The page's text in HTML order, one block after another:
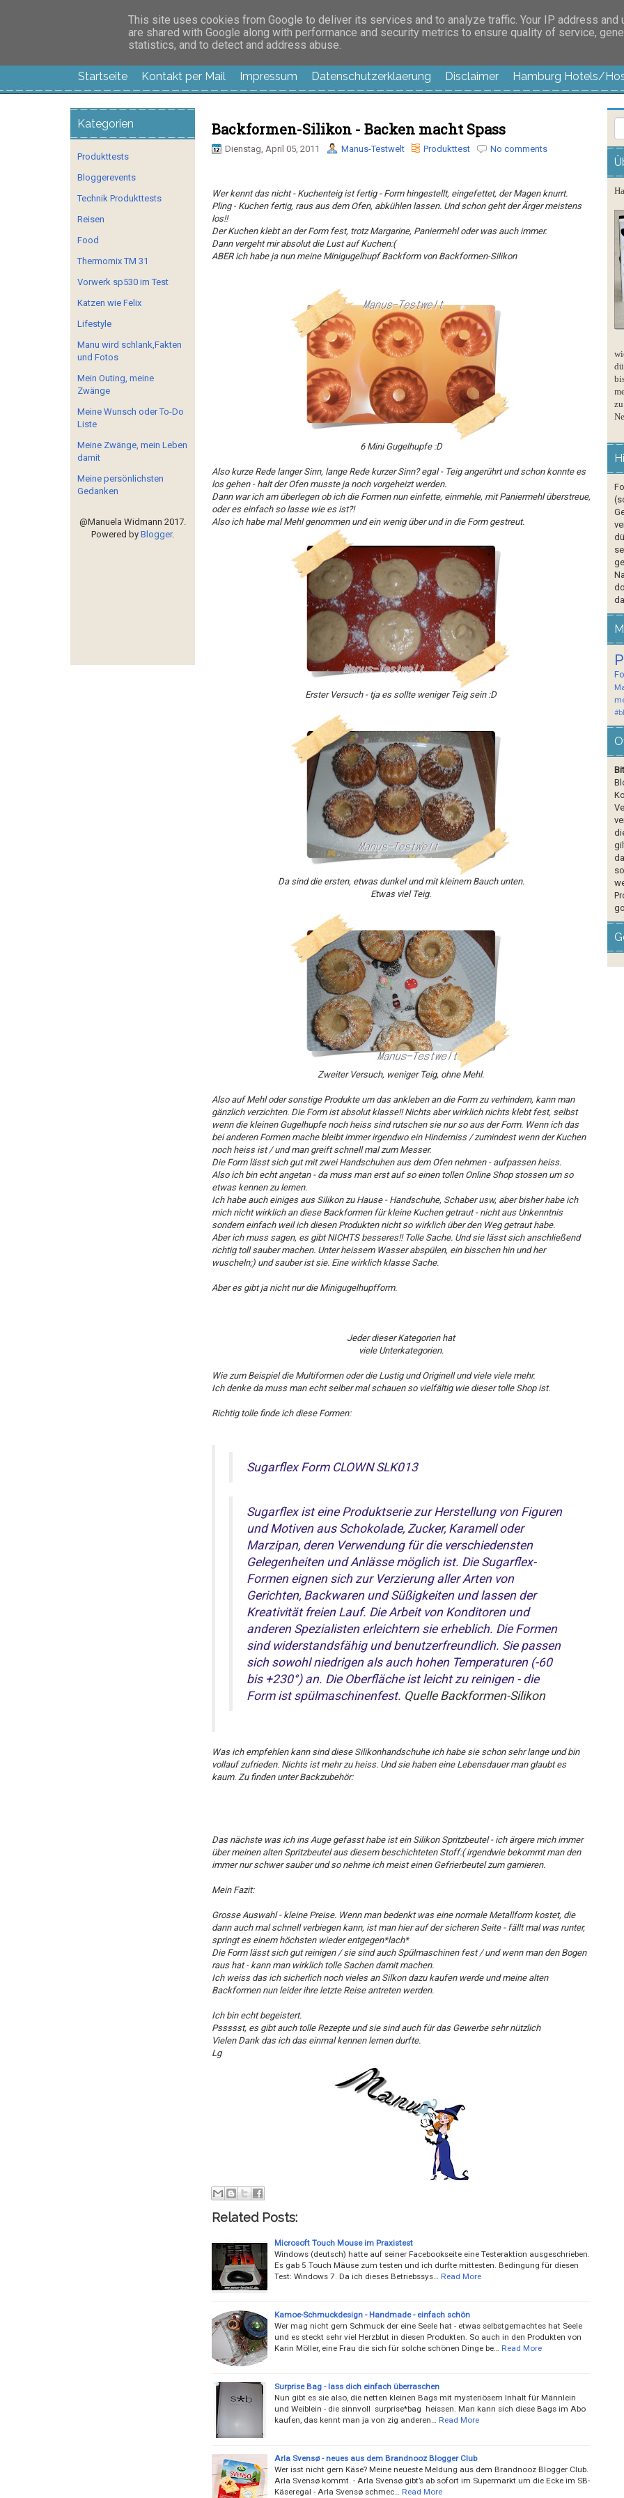
Manus Testwelt, alles außer langweilig
Startseite Kontakt per Mail Impressum Datenschutzerklaerung Disclaimer Hamburg Hotels/
Backformen-Silikon - Backen macht Spass
Dienstag, April 05, 2011 Manus-Testwelt Produkttest No comments
Wer kennt das nicht - Kuchenteig ist fertig - Form hingestellt, eingefettet, der Magen knurrt.
Pling - Kuchen fertig, raus aus dem Ofen, abkühlen lassen. Und schon geht der Ärger meistens
los!!
Der Kuchen klebt an der Form fest, trotz Margarine, Paniermehl oder was auch immer.
Dann vergeht mir absolut die Lust auf Kuchen:(
ABER ich habe ja nun meine Minigugelhupf Backform von Backformen-Silikon
6 Mini Gugelhupfe :D
Also kurze Rede langer Sinn, lange Rede kurzer Sinn? egal - Teig angerührt und schon konnte es
los gehen - halt der Ofen musste ja noch vorgeheizt werden.
Dann war ich am überlegen ob ich die Formen nun einfette, einmehle, mit Paniermehl überstreue,
oder es einfach so lasse wie es ist?!
Also ich habe mal Mehl genommen und ein wenig über und in die Form gestreut.
Erster Versuch - tja es sollte weniger Teig sein :D
Da sind die ersten, etwas dunkel und mit kleinem Bauch unten.
Etwas viel Teig.
Zweiter Versuch, weniger Teig, ohne Mehl.
Also auf Mehl oder sonstige Produkte um das ankleben an die Form zu verhindern, kann man
gänzlich verzichten. Die Form ist absolut klasse!! Nichts aber wirklich nichts klebt fest, selbst
wenn die kleinen Gugelhupfe noch heiss sind rutschen sie nur so aus der Form. Wenn ich das
bei anderen Formen mache bleibt immer irgendwo ein Hinderniss / zumindest wenn der Kuchen
noch heiss ist / und man greift schnell mal zum Messer.
Die Form lässt sich gut mit zwei Handschuhen aus dem Ofen nehmen - aufpassen heiss.
Also ich bin echt angetan - da muss man erst auf so einen tollen Online Shop stossen um so
etwas kennen zu lernen.
Ich habe auch einiges aus Silikon zu Hause - Handschuhe, Schaber usw, aber bisher habe ich
mich nicht wirklich an diese Backformen für kleine Kuchen getraut - nicht aus Unkenntnis
sondern einfach weil ich diesen Produkten nicht so wirklich über den Weg getraut habe.
Aber ich muss sagen, es gibt NICHTS besseres!! Tolle Sache. Und sie lässt sich anschließend
richtig toll sauber machen. Unter heissem Wasser abspülen, ein bisschen hin und her
wuscheln;) und sauber ist sie. Eine wirklich klasse Sache.
Aber es gibt ja nicht nur die Minigugelhupfform.
Jeder dieser Kategorien hat
viele Unterkategorien.
Wie zum Beispiel die Multiformen oder die Lustig und Originell und viele viele mehr.
Ich denke da muss man echt selber mal schauen so vielfältig wie dieser tolle Shop ist.
Richtig tolle finde ich diese Formen:
Sugarflex Form CLOWN SLK013
Sugarflex ist eine Produktserie zur Herstellung von Figuren
und Motiven aus Schokolade, Zucker, Karamell oder
Marzipan, deren Verwendung für die verschiedensten
Gelegenheiten und Anlässe möglich ist. Die Sugarflex-
Formen eignen sich zur Verzierung aller Arten von
Gerichten, Backwaren und Süßigkeiten und lassen der
Kreativität freien Lauf. Die Arbeit von Konditoren und
anderen Spezialisten erleichtern sie erheblich. Die Formen
sind widerstandsfähig und benutzerfreundlich. Sie passen
sich sowohl niedrigen als auch hohen Temperaturen (-60
bis +230°) an. Die Oberfläche ist leicht zu reinigen - die
Form ist spülmaschinenfest. Quelle Backformen-Silikon
Was ich empfehlen kann sind diese Silikonhandschuhe ich habe sie schon sehr lange und bin
vollauf zufrieden. Nichts ist mehr zu heiss. Und sie haben eine Lebensdauer man glaubt es
kaum. Zu finden unter Backzubehör:
Das nächste was ich ins Auge gefasst habe ist ein Silikon Spritzbeutel - ich ärgere mich immer
über meinen alten Spritzbeutel aus diesem beschichteten Stoff:( irgendwie bekommt man den
immer nur schwer sauber und so nehme ich meist einen Gefrierbeutel zum garnieren.
Mein Fazit:
Grosse Auswahl - kleine Preise. Wenn man bedenkt was eine normale Metallform kostet, die
dann auch mal schnell verbiegen kann, ist man hier auf der sicheren Seite - fällt mal was runter,
springt es einem höchsten wieder entgegen*lach*
Die Form lässt sich gut reinigen / sie sind auch Spülmaschinen fest / und wenn man den Bogen
raus hat - kann man wirklich tolle Sachen damit machen.
Ich weiss das ich sicherlich noch vieles an Silkon dazu kaufen werde und meine alten
Backformen nun leider ihre letzte Reise antreten werden.
Ich bin echt begeistert.
Pssssst, es gibt auch tolle Rezepte und sie sind auch für das Gewerbe sehr nützlich
Vielen Dank das ich das einmal kennen lernen durfte.
Lg
Related Posts:
Microsoft Touch Mouse im Praxistest
Windows (deutsch) hatte auf seiner Facebookseite eine Testeraktion ausgeschrieben.
Es gab 5 Touch Mäuse zum testen und ich durfte mittesten. Bedingung für diesen
Test: Windows 7. Da ich dieses Betriebssys…
Read More
Kamoe-Schmuckdesign - Handmade - einfach schön
Wer mag nicht gern Schmuck der eine Seele hat - etwas selbstgemachtes hat Seele
und es steckt sehr viel Herzblut in diesen Produkten. So auch in den Produkten von
Karin Möller, eine Frau die sich für solche schönen Dinge be…
Read More
Surprise Bag - lass dich einfach überraschen
Nun gibt es sie also, die netten kleinen Bags mit mysteriösem Inhalt für Männlein
und Weiblein - die sinnvoll surprise*bag heissen. Man kann sich diese Bags im Abo
kaufen, das kennt man ja von zig anderen…
Read More
Arla Svensø - neues aus dem Brandnooz Blogger Club
Wer isst nicht gern Käse? Meine neueste Meldung aus dem Brandnooz Blogger Club.
Arla Svensø kommt. - Arla Svensø gibt’s ab sofort im Supermarkt um die Ecke im SB-
Käseregal - Arla Svensø schmec…
Read More
Kategorien
Produkttests
Bloggerevents
Technik Produkttests
Reisen
Food
Thermomix TM 31
Vorwerk sp530 im Test
Katzen wie Felix
Lifestyle
Manu wird schlank,Fakten
und Fotos
Mein Outing, meine
Zwänge
Meine Wunsch oder To-Do
Liste
Meine Zwänge, mein Leben
damit
Meine persönlichsten
Gedanken
@Manuela Widmann 2017.
Powered by Blogger.
This site uses cookies from Google to deliver its services and to analyze traffic. Your IP address and
are shared with Google along with performance and security metrics to ensure quality of service,
statistics, and to detect and address abuse.